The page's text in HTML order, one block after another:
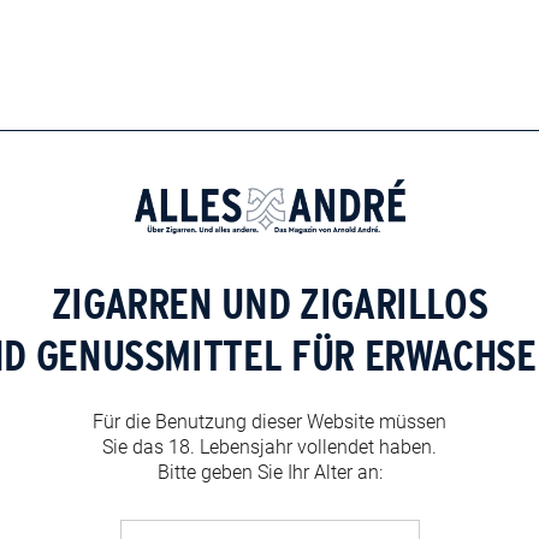
ZIGARREN UND ZIGARILLOS
GENUSSMITTEL FÜR
Für die Benutzung dieser Website müssen
Sie das 18. Lebensjahr vollendet haben.
Bitte geben Sie Ihr Alter an: